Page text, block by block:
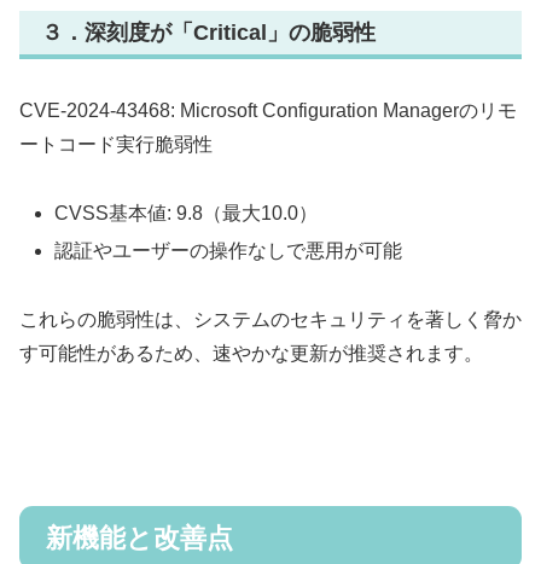
３． 深刻度が「Critical」の脆弱性
CVE-2024-43468: Microsoft Configuration Managerのリモ
ートコード実行脆弱性
CVSS基本値: 9.8（最大10.0）
認証やユーザーの操作なしで悪用が可能
これらの脆弱性は、システムのセキュリティを著しく脅か
す可能性があるため、速やかな更新が推奨されます。
新機能と改善点